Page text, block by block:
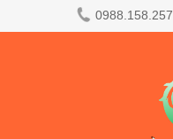
0988.158.257